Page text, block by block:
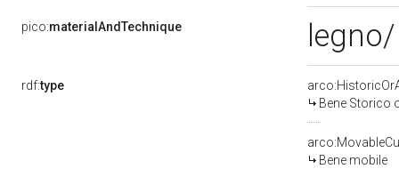
pico:materialAndTechnique
rdf:type
Bene Storico
Bene mobile